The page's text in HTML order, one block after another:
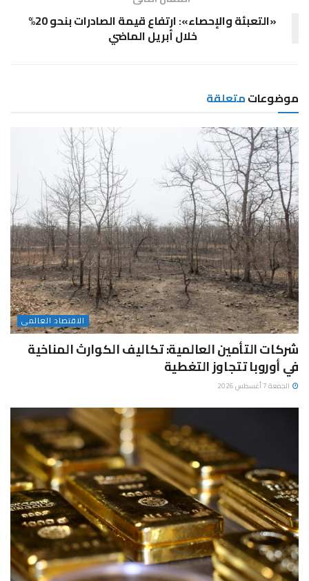
«التعبئة والإحصاء»: ارتفاع قيمة الصادرات بنحو 20%
خلال أبريل الماضي
موضوعاتمتعلقة
الاقتصاد العالمى
شركات التأمين العالمية: تكاليف الكوارث المناخية
في أوروبا تتجاوز التغطية
الجمعة 7 أغسطس 2026